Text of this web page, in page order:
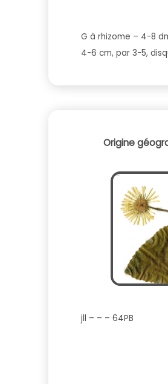
G à rhizome – 4-8
4-6 cm, par 3-5,
Origine
jll – – – 64PB